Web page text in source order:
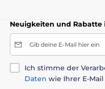
Neuigkeiten und Rabatte
Gib deine E-Mail hier ein
Ich stimme der
Daten wie Ihrer E-Mail